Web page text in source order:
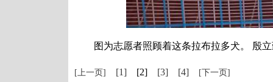
图为志愿者照顾着这条拉布拉多犬。 殷立
[上一页] [1] [2] [3] [4] [下一页]